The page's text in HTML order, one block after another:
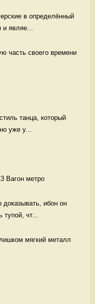
в определённый
являе...
часть своего времени
танца, который
уже у...
Вагон метро
доказывать, ибон он
чт...
мягкий металл